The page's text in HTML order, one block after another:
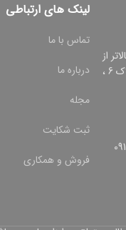
از
پاساژ صادق، بن بست دوم، پلاک 6 ،
لینک های ارتباطی
تماس با ما
درباره ما
مجله
ثبت شکایت
فروش و همکاری